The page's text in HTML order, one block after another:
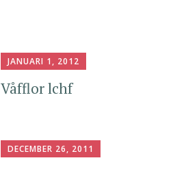
JANUARI 1, 2012
Våfflor lchf
DECEMBER 26, 2011